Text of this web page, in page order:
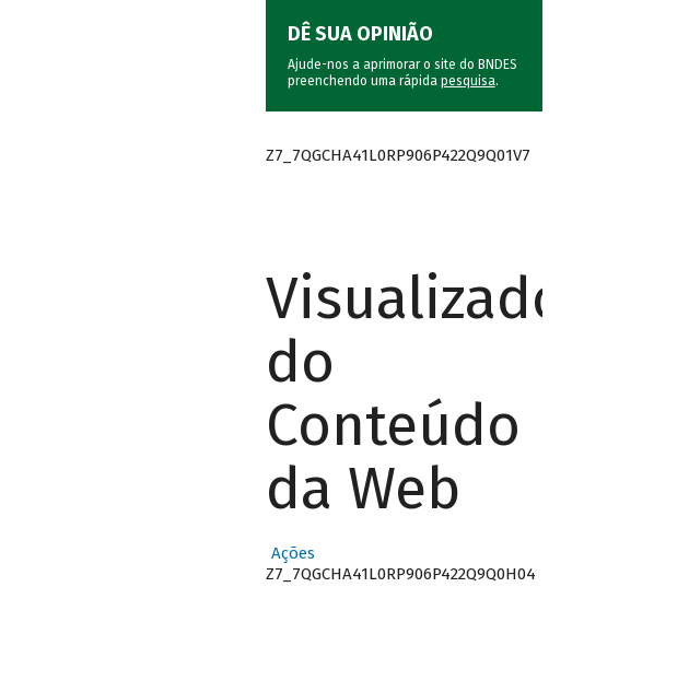
DÊ SUA OPINIÃO
Ajude-nos a aprimorar o site do BNDES
preenchendo uma rápida pesquisa.
Z7_7QGCHA41L0RP906P422Q9Q01V7
Visualizador
do
Conteúdo
da Web
Ações
Z7_7QGCHA41L0RP906P422Q9Q0H04